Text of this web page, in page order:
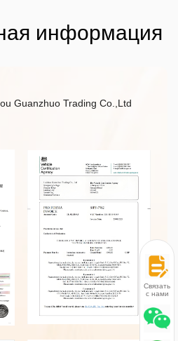
информация
Guanzhuo Trading Co.,Ltd
Связаться
с нами